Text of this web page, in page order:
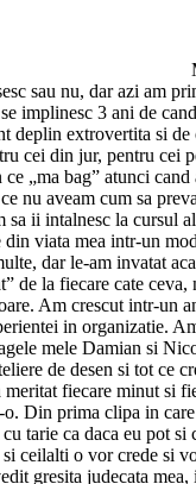
sau nu, dar azi am
implinesc 3 ani de
deplin extrovertita si
cei din jur, pentru cei
„ma bag” atunci cand
nu aveam cum sa
sa ii intalnesc la cursul
din viata mea intr-un
dar le-am invatat
de la fiecare cate ceva,
Am crescut intr-un
in organizatie.
mele Damian si
de desen si tot ce
fiecare minut si
o. Din prima clipa in
tarie ca daca eu pot si
ceilalti o vor crede si
gresita judecata mea,